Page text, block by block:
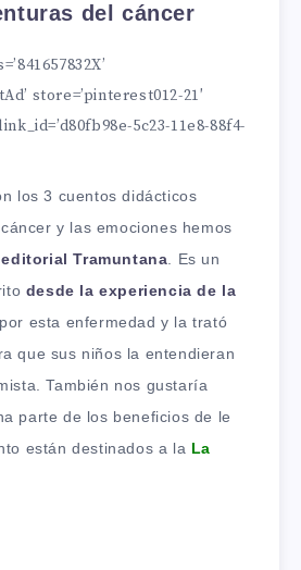
del cáncer
store=’pinterest012-21′
5c23-11e8-88f4-
los 3 cuentos didácticos
y las emociones hemos
editorial Tramuntana . Es un
desde la experiencia de la
esta enfermedad y la trató
que sus niños la entendieran
También nos gustaría
parte de los beneficios de le
están destinados a la La